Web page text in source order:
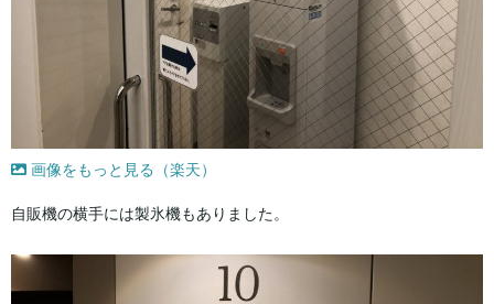
画像をもっと見る（楽天）
自販機の横手には製氷機もありました。